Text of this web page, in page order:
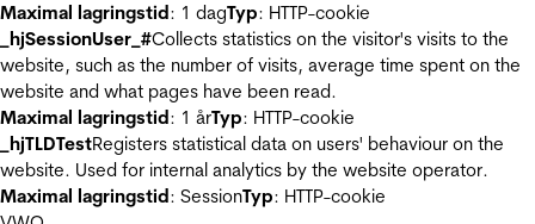
Maximal lagringstid: 1 dagTyp: HTTP-cookie
_hjSessionUser_#Collects statistics on the visitor's visits to the
website, such as the number of visits, average time spent on the
website and what pages have been read.
Maximal lagringstid: 1 årTyp: HTTP-cookie
_hjTLDTestRegisters statistical data on users' behaviour on the
website. Used for internal analytics by the website operator.
Maximal lagringstid: SessionTyp: HTTP-cookie